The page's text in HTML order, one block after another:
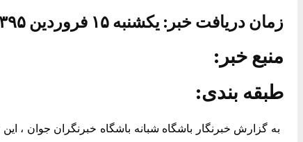
زمان دریافت خبر: یکشنبه ۱۵ فروردین ۱۳۹۵ ساعت ۲۲:۲۴
منبع خبر:
طبقه بندی:
به گزارش خبرنگار باشگاه شبانه باشگاه خبرنگران جوان ،